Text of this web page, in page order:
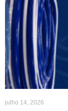
julho 14, 2026